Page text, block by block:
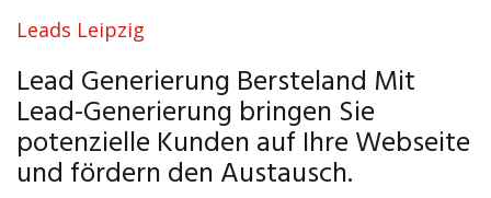
Leads Leipzig
Lead Generierung Bersteland Mit
Lead-Generierung bringen Sie
potenzielle Kunden auf Ihre Webseite
und fördern den Austausch.